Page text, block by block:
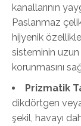
kanallarının
Paslanmaz
hijyenik
sisteminin uzun
korunmasını
Prizmatik
dikdörtgen
şekil, havayı